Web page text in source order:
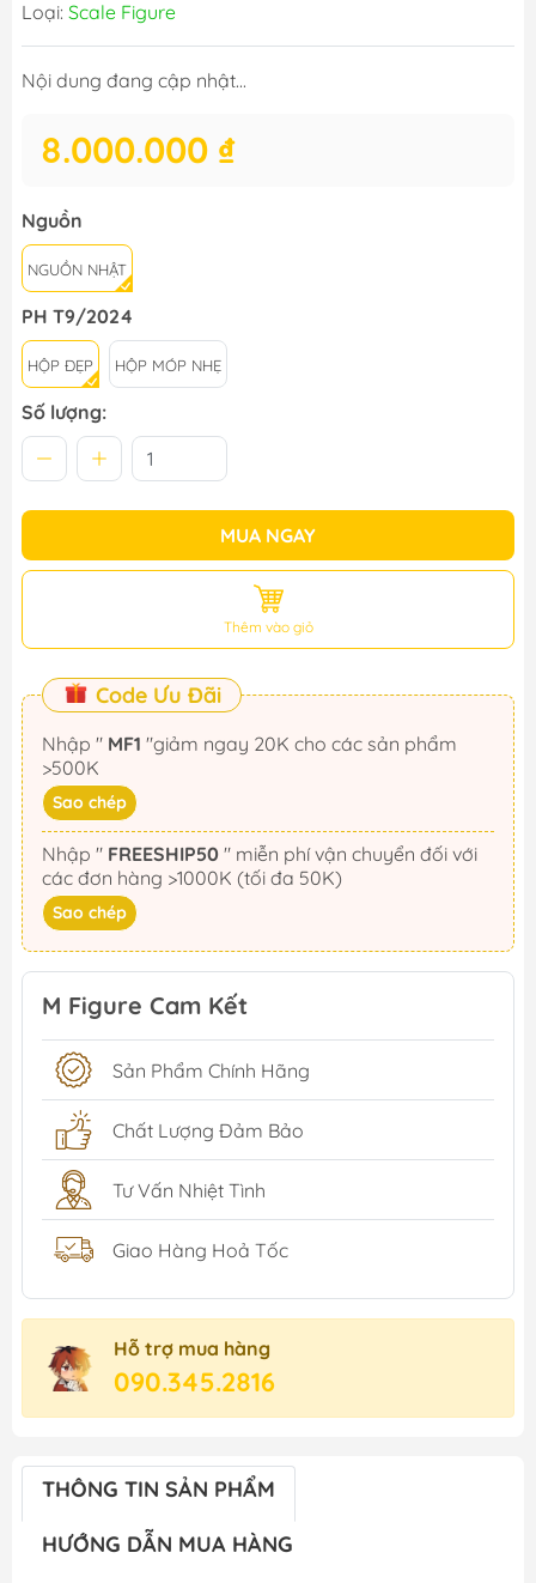
Loại: Scale Figure
Nội dung đang cập nhật...
8.000.000 ₫
Nguồn
NGUỒN NHẬT
PH T9/2024
HỘP ĐẸP HỘP MÓP NHẸ
Số lượng:
MUA NGAY
Thêm vào giỏ
Code Ưu Đãi
Nhập " MF1
>500K
Sao chép
Nhập " FREESHIP50
các đơn hàng >1000K (tối đa 50K)
Sao chép
M Figure Cam Kết
Sản Phẩm Chính Hãng
Chất Lượng Đảm Bảo
Tư Vấn Nhiệt Tình
Giao Hàng Hoả Tốc
Hỗ trợ mua hàng
090.345.2816
THÔNG TIN SẢN PHẨM
HƯỚNG DẪN MUA HÀNG